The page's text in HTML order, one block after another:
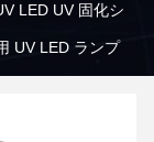
LED UV 固化シ
UV LED ランプ